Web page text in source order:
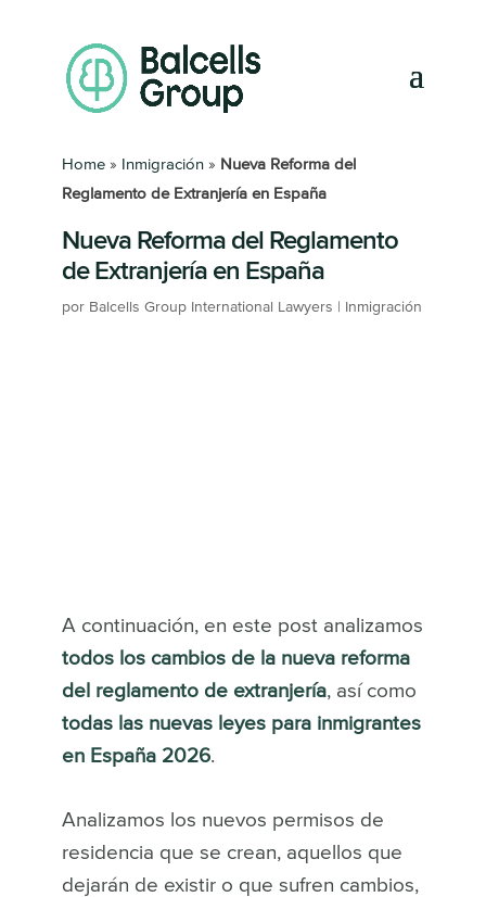
Home» Inmigración» Nueva Reforma del
Reglamento de Extranjería en España
Nueva Reforma del Reglamento
de Extranjería en España
por Balcells Group International Lawyers Inmigración
A continuación, en este post analizamos
todos los cambios de la nueva reforma
del reglamento de extranjería, así como
todas las nuevas leyes para inmigrantes
en España 2026.
Analizamos los nuevos permisos de
residencia que se crean, aquellos que
dejarán de existir o que sufren cambios,